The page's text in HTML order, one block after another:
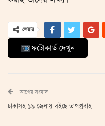
শেয়ার
ফটোকার্ড দেখুন
আগের সংবাদ
ঢাকাসহ ১৯ জেলায় বইছে তাপপ্রবাহ